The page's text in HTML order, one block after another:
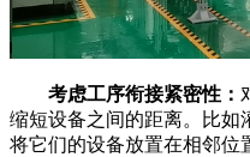
考虑工序衔接紧密性：
缩短设备之间的距离。比如
将它们的设备放置在相邻位